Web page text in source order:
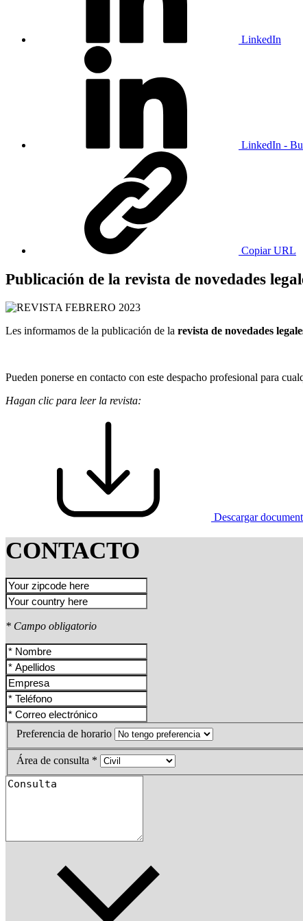
LinkedIn
LinkedIn -
Copiar URL
Publicación de la revista de novedades
Les informamos de la publicación de la revista de novedades
Pueden ponerse en contacto con este despacho profesional para
Hagan clic para leer la revista:
Descargar
CONTACTO
* Campo obligatorio
Preferencia de horario
Área de consulta *